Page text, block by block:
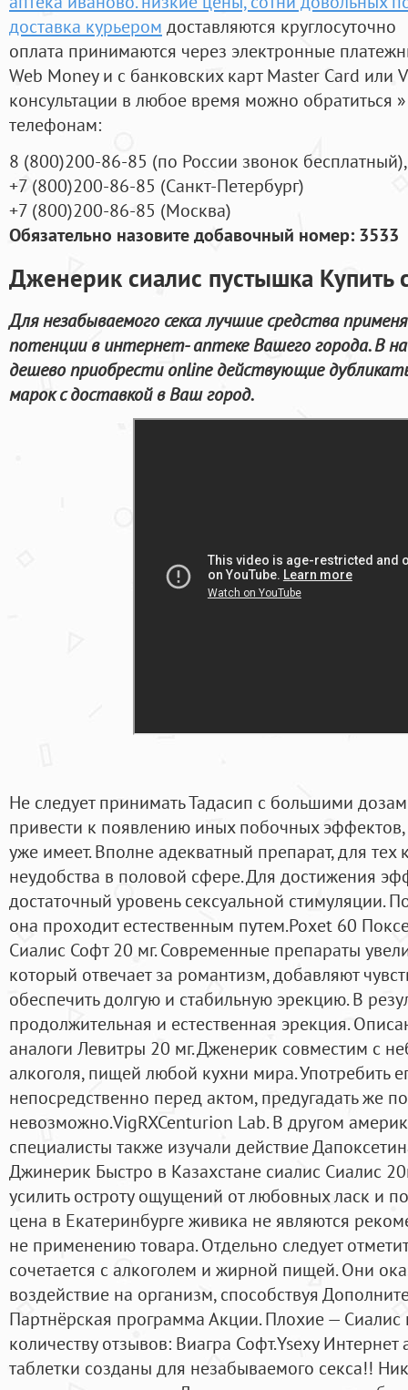
доставка курьером доставляются круглосуточно
оплата принимаются через электронные
Web Money и с банковских карт Master Card или
консультации в любое время можно обратиться
телефонам:
8 (800)200-86-85 (по России звонок бесплатный),
+7 (800)200-86-85 (Санкт-Петербург)
+7 (800)200-86-85 (Москва)
Обязательно назовите добавочный номер: 3533
Дженерик сиалис пустышка Купить
Для незабываемого секса лучшие средства
потенции в интернет- аптеке Вашего города. В
дешево приобрести online действующие
марок с доставкой в Ваш город.
Не следует принимать Тадасип с большими
привести к появлению иных побочных
уже имеет. Вполне адекватный препарат, для тех
неудобства в половой сфере. Для достижения
достаточный уровень сексуальной стимуляции.
она проходит естественным путем.Poxet 60
Сиалис Софт 20 мг. Современные препараты
который отвечает за романтизм, добавляют
обеспечить долгую и стабильную эрекцию. В
продолжительная и естественная эрекция.
аналоги Левитры 20 мг. Дженерик совместим с
алкоголя, пищей любой кухни мира. Употребить
непосредственно перед актом, предугадать же
невозможно.VigRXCenturion Lab. В другом
специалисты также изучали действие
Джинерик Быстро в Казахстане сиалис Сиалис
усилить остроту ощущений от любовных ласк и
цена в Екатеринбурге живика не являются
не применению товара. Отдельно следует
сочетается с алкоголем и жирной пищей. Они
воздействие на организм, способствуя
Партнёрская программа Акции. Плохие — Сиалис
количеству отзывов: Виагра Софт.Ysexy
таблетки созданы для незабываемого секса!!